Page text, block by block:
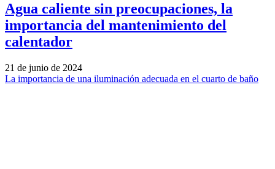
Agua caliente sin preocupaciones, la
importancia del mantenimiento del
calentador
21 de junio de 2024
La importancia de una iluminación adecuada en el cuarto de baño